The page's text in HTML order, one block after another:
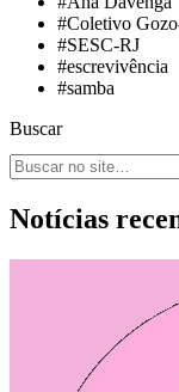
#Coletivo
#SESC-RJ
#escrevivência
#samba
Buscar
Notícias